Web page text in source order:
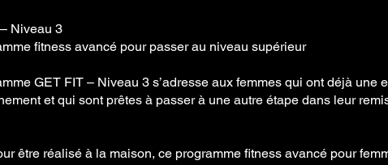
Niveau 3
fitness avancé pour passer au niveau supérieur
GET FIT – Niveau 3 s’adresse aux femmes qui ont déjà une
et qui sont prêtes à passer à une autre étape dans leur
être réalisé à la maison, ce programme fitness avancé pour